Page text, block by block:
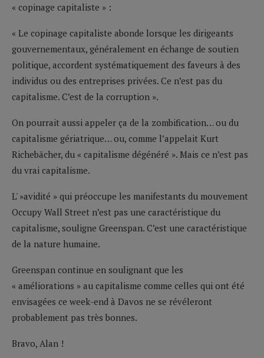
« copinage capitaliste » :
« Le copinage capitaliste abonde lorsque les dirigeants
gouvernementaux, généralement en échange de soutien
politique, accordent systématiquement des faveurs à des
individus ou des entreprises privées. Ce n’est pas du
capitalisme. C’est de la corruption ».
On pourrait aussi appeler ça de la zombification… ou du
capitalisme gériatrique… ou, comme l’appelait Kurt
Richebächer, du « capitalisme dégénéré ». Mais ce n’est pas
du vrai capitalisme.
L' »avidité » qui préoccupe les manifestants du mouvement
Occupy Wall Street n’est pas une caractéristique du
capitalisme, souligne Greenspan. C’est une caractéristique
de la nature humaine.
Greenspan continue en soulignant que les
« améliorations » au capitalisme comme celles qui ont été
envisagées ce week-end à Davos ne se révéleront
probablement pas très bonnes.
Bravo, Alan !